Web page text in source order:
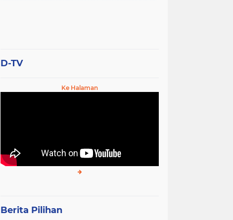
D-TV
Ke Halaman
Berita Pilihan